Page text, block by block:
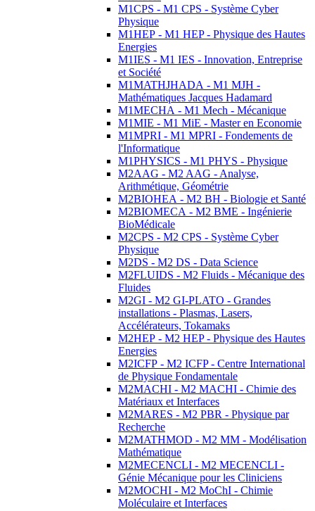
M1CPS - M1 CPS - Système Cyber
Physique
M1HEP - M1 HEP - Physique des Hautes
Energies
M1IES - M1 IES - Innovation, Entreprise
et Société
M1MATHJHADA - M1 MJH -
Mathématiques Jacques Hadamard
M1MECHA - M1 Mech - Mécanique
M1MIE - M1 MiE - Master en Economie
M1MPRI - M1 MPRI - Fondements de
l'Informatique
M1PHYSICS - M1 PHYS - Physique
M2AAG - M2 AAG - Analyse,
Arithmétique, Géométrie
M2BIOHEA - M2 BH - Biologie et Santé
M2BIOMECA - M2 BME - Ingénierie
BioMédicale
M2CPS - M2 CPS - Système Cyber
Physique
M2DS - M2 DS - Data Science
M2FLUIDS - M2 Fluids - Mécanique des
Fluides
M2GI - M2 GI-PLATO - Grandes
installations - Plasmas, Lasers,
Accélérateurs, Tokamaks
M2HEP - M2 HEP - Physique des Hautes
Energies
M2ICFP - M2 ICFP - Centre International
de Physique Fondamentale
M2MACHI - M2 MACHI - Chimie des
Matériaux et Interfaces
M2MARES - M2 PBR - Physique par
Recherche
M2MATHMOD - M2 MM - Modélisation
Mathématique
M2MECENCLI - M2 MECENCLI -
Génie Mécanique pour les Cliniciens
M2MOCHI - M2 MoChI - Chimie
Moléculaire et Interfaces